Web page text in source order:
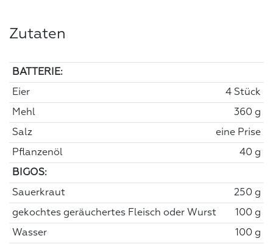
Zutaten
BATTERIE:
Eier 4 Stück
Mehl 360 g
Salz eine Prise
Pflanzenöl 40 g
BIGOS:
Sauerkraut 250 g
gekochtes geräuchertes Fleisch oder Wurst 100 g
Wasser 100 g